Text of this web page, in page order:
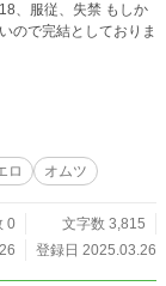
ので完結としておりま
ロ オムツ
0
文字数 3,815
登録日 2025.03.26